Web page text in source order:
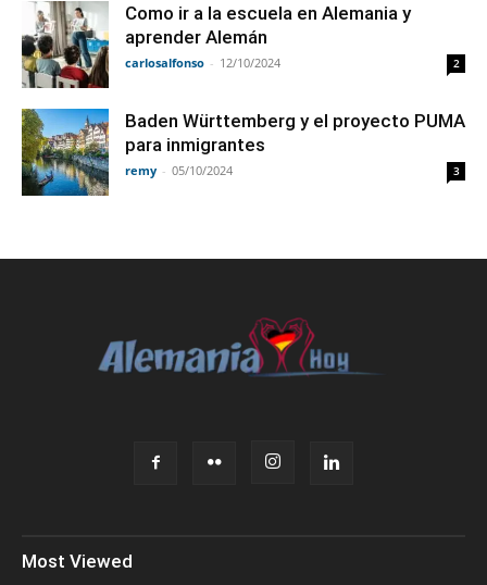
Como ir a la escuela en Alemania y
aprender Alemán
carlosalfonso - 12/10/2024 2
Baden Württemberg y el proyecto PUMA
para inmigrantes
remy - 05/10/2024 3
Most Viewed